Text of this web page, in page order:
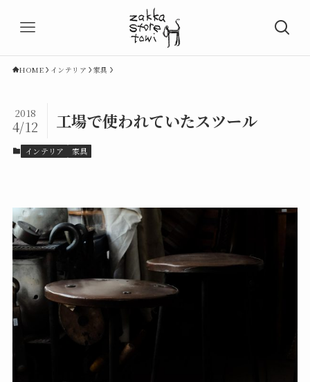
HOME インテリア 家具
工場で使われていたスツール
2018
4/12
インテリア 家具